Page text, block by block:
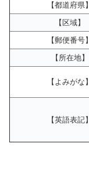
【都道府県】
【区域】
【郵便番号】
【所在地】
【よみがな】
【英語表記】